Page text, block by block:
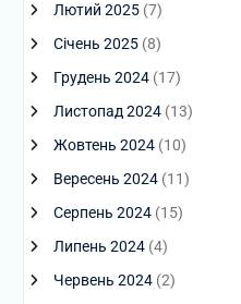
Лютий 2025(7)
Січень 2025(8)
Грудень 2024(17)
Листопад 2024(13)
Жовтень 2024(10)
Вересень 2024(11)
Серпень 2024(15)
Липень 2024(4)
Червень 2024(2)